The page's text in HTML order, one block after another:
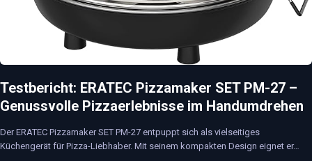
Testbericht: ERATEC Pizzamaker SET PM-27 –
Genussvolle Pizzaerlebnisse im Handumdrehen
Der ERATEC Pizzamaker SET PM-27 entpuppt sich als vielseitiges
Küchengerät für Pizza-Liebhaber. Mit seinem kompakten Design eignet er…